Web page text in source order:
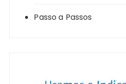
Passo a Passos